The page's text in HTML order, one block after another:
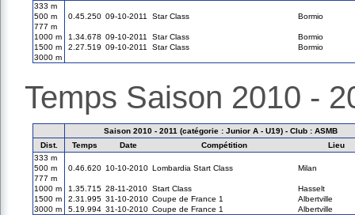
333 m
500 m
0.45.250 09-10-2011 Star Class
Bormio
777 m
1000 m
1.34.678 09-10-2011 Star Class
Bormio
1500 m
2.27.519 09-10-2011 Star Class
Bormio
3000 m
Temps Saison 2010 -
Saison 2010 - 2011 (catégorie : Junior A - U19) - Club : ASMB
Dist.
Temps Date Compétition
Lieu
333 m
500 m
0.46.620 10-10-2010 Lombardia Start Class
Milan
777 m
1000 m
1.35.715 28-11-2010 Start Class
Hasselt
1500 m
2.31.995 31-10-2010 Coupe de France 1
Albertville
3000 m
5.19.994 31-10-2010 Coupe de France 1 Albertville